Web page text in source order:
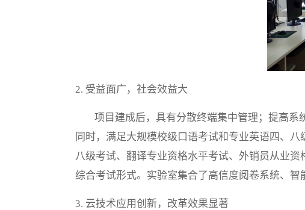
2. 受益面广，社会效益大
项目建成后，具有分散终端集中管理；提高系
同时，满足大规模校级口语考试和专业英语四、
八级考试、翻译专业资格水平考试、外销员从业
综合考试形式。实验室集合了高信度阅卷系统、
3. 云技术应用创新，改革效果显著